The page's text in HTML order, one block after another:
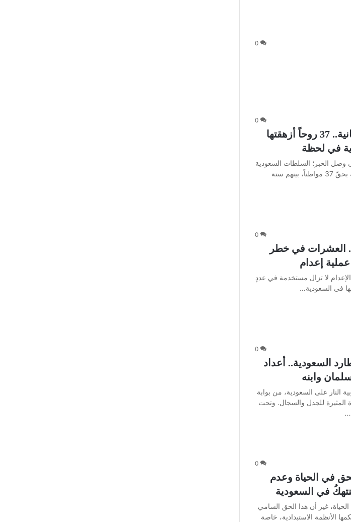
0
0
ذكرى المجزرة الثانية.. 37 روحاً أزهقتها
في لحظة
وصل الخبر؛ السلطات السعودية
تنفّذ مجزرة إعدامٍ جماعية بحقّ 37 مواطناً، بينهم ستة
0
العشرات في خطر
لا تزال مستخدمة في عددٍ
في السعودية…
0
السعودية.. أعداد
وابنه
النار على السعودية، من بوابة
المثيرة للجدل والسجال. وتحت
0
في الحياة وعدم
في السعودية
غير أن هذا الحق السامي
الأنظمة الاستبدادية، خاصة